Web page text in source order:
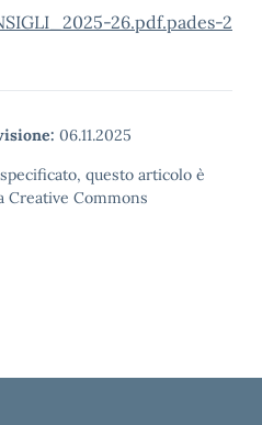
26.pdf.pades-2
06.11.2025
questo articolo è
Creative Commons